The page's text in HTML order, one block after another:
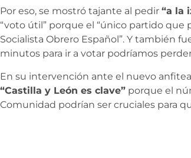
Por eso, se mostró tajante al pedir “a la
“voto útil” porque el “único partido que
Socialista Obrero Español”. Y también
minutos para ir a votar podríamos
En su intervención ante el nuevo
“Castilla y León es clave” porque el
Comunidad podrían ser cruciales para